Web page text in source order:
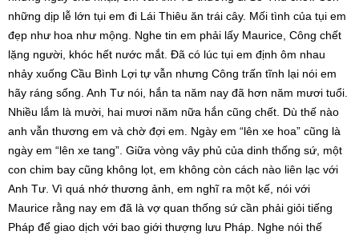
những dịp lễ lớn tụi em đi Lái Thiêu ăn trái cây. Mối tình của tụi em
đẹp như hoa như mộng. Nghe tin em phải lấy Maurice, Công chết
lặng người, khóc hết nước mắt. Đã có lúc tụi em định ôm nhau
nhảy xuống Cầu Bình Lợi tự vẫn nhưng Công trấn tĩnh lại nói em
hãy ráng sống. Anh Tư nói, hắn ta năm nay đã hơn năm mươi tuổi.
Nhiều lắm là mười, hai mươi năm nữa hắn cũng chết. Dù thế nào
anh vẫn thương em và chờ đợi em. Ngày em “lên xe hoa” cũng là
ngày em “lên xe tang”. Giữa vòng vây phủ của dinh thống sứ, một
con chim bay cũng không lọt, em không còn cách nào liên lạc với
Anh Tư. Vì quá nhớ thương ảnh, em nghĩ ra một kế, nói với
Maurice rằng nay em đã là vợ quan thống sứ cần phải giỏi tiếng
Pháp để giao dịch với bao giới thượng lưu Pháp. Nghe nói thế